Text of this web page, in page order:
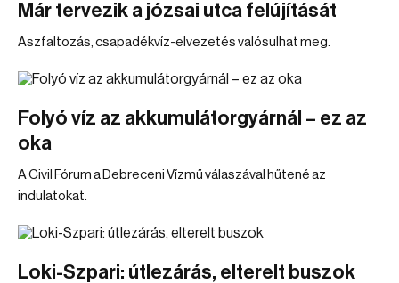
Már tervezik a józsai utca felújítását
Aszfaltozás, csapadékvíz-elvezetés valósulhat meg.
Folyó víz az akkumulátorgyárnál – ez az
oka
A Civil Fórum a Debreceni Vízmű válaszával hűtené az
indulatokat.
Loki-Szpari: útlezárás, elterelt buszok